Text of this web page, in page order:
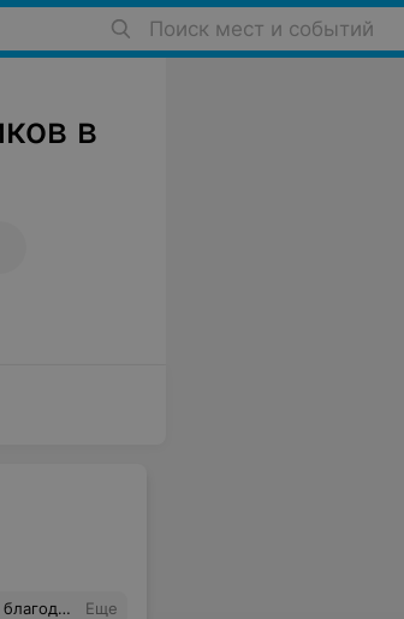
Поиск мест и событий
в
очень довольна курсом! Еще